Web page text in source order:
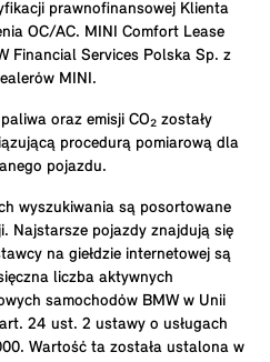
prawnofinansowej Klienta
OC/AC. MINI Comfort Lease
Financial Services Polska Sp. z
MINI.
oraz emisji CO₂ zostały
procedurą pomiarową dla
pojazdu.
wyszukiwania są posortowane
Najstarsze pojazdy znajdują się
na giełdzie internetowej są
liczba aktywnych
samochodów BMW w Unii
24 ust. 2 ustawy o usługach
Wartość ta została ustalona w